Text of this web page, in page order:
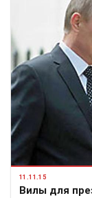
11.11.15
Вилы для